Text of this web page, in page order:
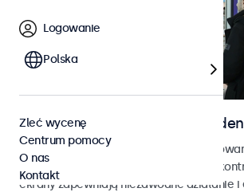
Ekrany do kontroli dostępu i
Monitory i ekrany dotykowe
pracy i płynnej integracji z systemami
ekrany zapewniają niezawodne działanie
Logowanie
Polska
Zleć wycenę
Centrum pomocy
O nas
Kontakt